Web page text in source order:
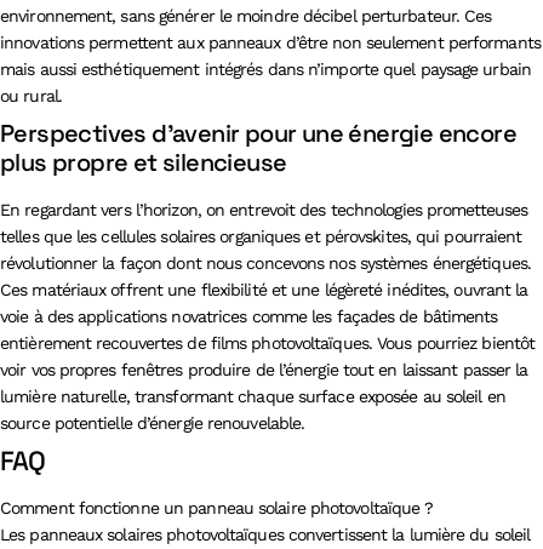
environnement, sans générer le moindre décibel perturbateur. Ces
innovations permettent aux panneaux d’être non seulement performants
mais aussi esthétiquement intégrés dans n’importe quel paysage urbain
ou rural.
Perspectives d’avenir pour une énergie encore
plus propre et silencieuse
En regardant vers l’horizon, on entrevoit des technologies prometteuses
telles que les cellules solaires organiques et pérovskites, qui pourraient
révolutionner la façon dont nous concevons nos systèmes énergétiques.
Ces matériaux offrent une flexibilité et une légèreté inédites, ouvrant la
voie à des applications novatrices comme les façades de bâtiments
entièrement recouvertes de films photovoltaïques. Vous pourriez bientôt
voir vos propres fenêtres produire de l’énergie tout en laissant passer la
lumière naturelle, transformant chaque surface exposée au soleil en
source potentielle d’énergie renouvelable.
FAQ
Comment fonctionne un panneau solaire photovoltaïque ?
Les panneaux solaires photovoltaïques convertissent la lumière du soleil